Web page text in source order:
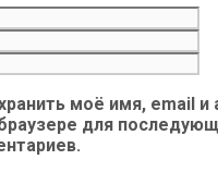
моё имя, email и
для